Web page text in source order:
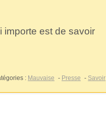
importe est de savoir
: Mauvaise - Presse - Savoir